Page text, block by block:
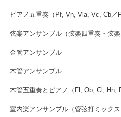
ピアノ五重奏（Pf, Vn, Vla, Vc, Cb
弦楽アンサンブル（弦楽四重奏・弦楽
金管アンサンブル
木管アンサンブル
木管五重奏とピアノ（Fl, Ob, Cl, Hn,
室内楽アンサンブル（管弦打ミックス